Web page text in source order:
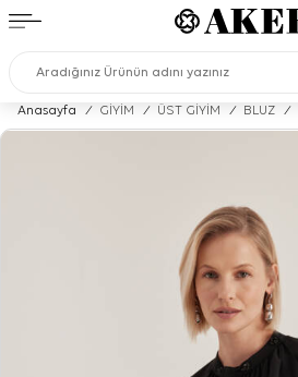
Anasayfa / GİYİM / ÜST GİYİM / BLUZ /